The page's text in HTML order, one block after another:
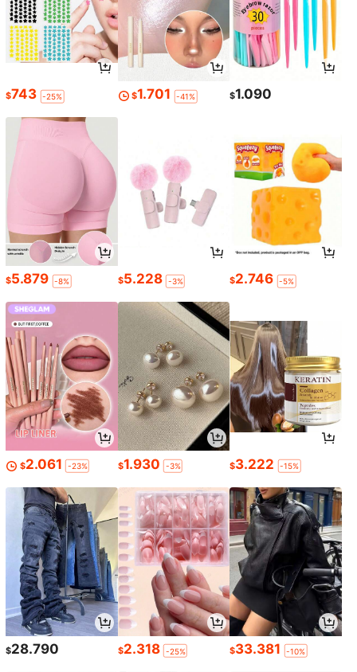
$743 -25% $1.701 -41% $1.090
$5.879 -8% $5.228 -3% $2.746 -5%
$2.061 -23% $1.930 -3% $3.222 -15%
$28.790 $2.318 -25% $33.381 -10%